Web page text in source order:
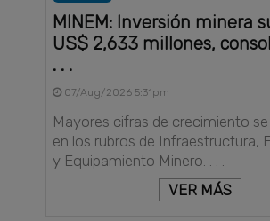
MINEM: Inversión minera
US$ 2,633 millones,
. . .
07/Aug/2026 5:31pm
Mayores cifras de crecimiento
en los rubros de Infraestructura,
y Equipamiento Minero. . . .
VER MÁS